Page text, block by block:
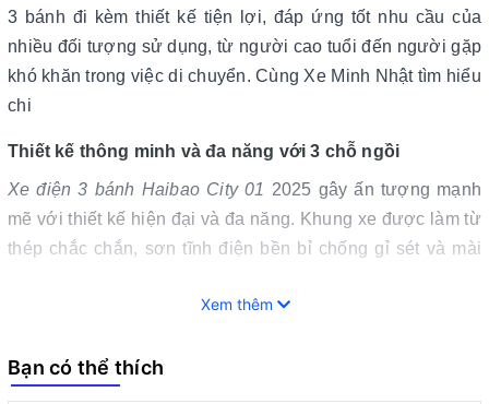
3 bánh đi kèm thiết kế tiện lợi, đáp ứng tốt nhu cầu của
nhiều đối tượng sử dụng, từ người cao tuổi đến người gặp
khó khăn trong việc di chuyển. Cùng Xe Minh Nhật tìm hiểu
chi
Thiết kế thông minh và đa năng với 3 chỗ ngồi
Xe điện 3 bánh Haibao City 01 2025 gây ấn tượng mạnh
mẽ với thiết kế hiện đại và đa năng. Khung xe được làm từ
thép chắc chắn, sơn tĩnh điện bền bỉ chống gỉ sét và mài
lượt là 1600mm x 630mm x 1030mm, trọng lượng xe chỉ
ứng nhiều nhu cầu sử dụng.
Xem thêm
Bạn có thể thích